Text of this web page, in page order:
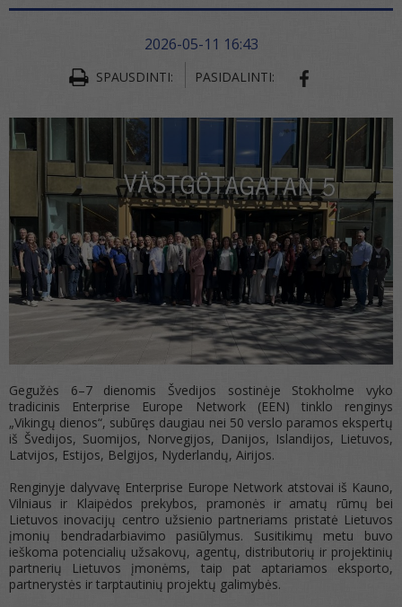
2026-05-11 16:43
SPAUSDINTI: PASIDALINTI:
Gegužės 6–7 dienomis Švedijos sostinėje Stokholme vyko
tradicinis Enterprise Europe Network (EEN) tinklo renginys
„Vikingų dienos“, subūręs daugiau nei 50 verslo paramos ekspertų
iš Švedijos, Suomijos, Norvegijos, Danijos, Islandijos, Lietuvos,
Latvijos, Estijos, Belgijos, Nyderlandų, Airijos.
Renginyje dalyvavę Enterprise Europe Network atstovai iš Kauno,
Vilniaus ir Klaipėdos prekybos, pramonės ir amatų rūmų bei
Lietuvos inovacijų centro užsienio partneriams pristatė Lietuvos
įmonių bendradarbiavimo pasiūlymus. Susitikimų metu buvo
ieškoma potencialių užsakovų, agentų, distributorių ir projektinių
partnerių Lietuvos įmonėms, taip pat aptariamos eksporto,
partnerystės ir tarptautinių projektų galimybės.